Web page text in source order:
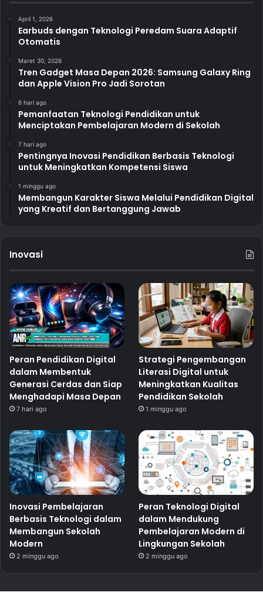
April 1, 2026
Earbuds dengan Teknologi Peredam Suara Adaptif
Otomatis
Maret 30, 2026
Tren Gadget Masa Depan 2026: Samsung Galaxy Ring
dan Apple Vision Pro Jadi Sorotan
6 hari ago
Pemanfaatan Teknologi Pendidikan untuk
Menciptakan Pembelajaran Modern di Sekolah
7 hari ago
Pentingnya Inovasi Pendidikan Berbasis Teknologi
untuk Meningkatkan Kompetensi Siswa
1 minggu ago
Membangun Karakter Siswa Melalui Pendidikan Digital
yang Kreatif dan Bertanggung Jawab
Inovasi
Peran Pendidikan Digital
dalam Membentuk
Generasi Cerdas dan Siap
Menghadapi Masa Depan
7 hari ago
Strategi Pengembangan
Literasi Digital untuk
Meningkatkan Kualitas
Pendidikan Sekolah
1 minggu ago
Inovasi Pembelajaran
Berbasis Teknologi dalam
Membangun Sekolah
Modern
2 minggu ago
Peran Teknologi Digital
dalam Mendukung
Pembelajaran Modern di
Lingkungan Sekolah
2 minggu ago